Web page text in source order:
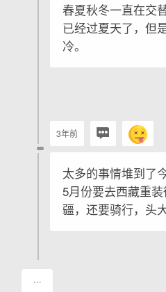
春夏秋冬一直在交
已经过夏天了，但
冷。
3年前
太多的事情堆到了
5月份要去西藏重
疆，还要骑行，头大
···